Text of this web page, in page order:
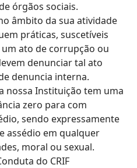
órgãos sociais.
âmbito da sua atividade
práticas, suscetíveis
ato de corrupção ou
denunciar tal ato
denuncia interna.
nossa Instituição tem uma
zero para com
sendo expressamente
assédio em qualquer
moral ou sexual.
do CRIF